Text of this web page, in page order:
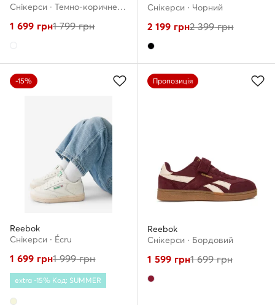
Снікерcи · Темно-коричневий
1 699 грн1 799грн
Снікерcи · Чорний
2 199 грн2 399грн
-15%
Reebok
Снікерcи · Écru
1 699 грн1 999грн
extra -15% Код: SUMMER
Пропозиція
Reebok
Снікерcи · Бордовий
1 599 грн1 699грн